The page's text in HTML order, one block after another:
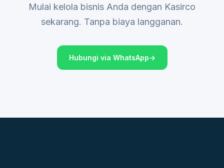
Mulai kelola bisnis Anda dengan Kasirco
sekarang. Tanpa biaya langganan.
Hubungi via WhatsApp